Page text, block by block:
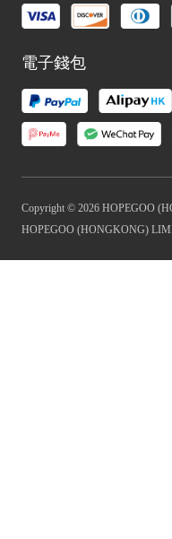
電子錢包
Copyright © 2026 HOPEGOO
HOPEGOO (HONGKONG)